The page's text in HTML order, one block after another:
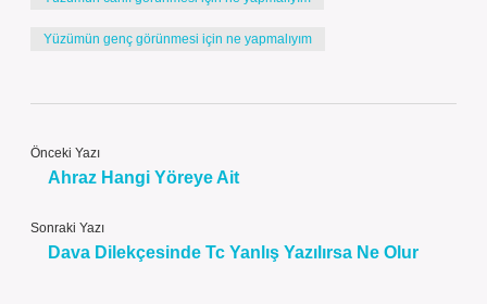
Yüzümün genç görünmesi için ne yapmalıyım
Önceki Yazı
Ahraz Hangi Yöreye Ait
Sonraki Yazı
Dava Dilekçesinde Tc Yanlış Yazılırsa Ne Olur